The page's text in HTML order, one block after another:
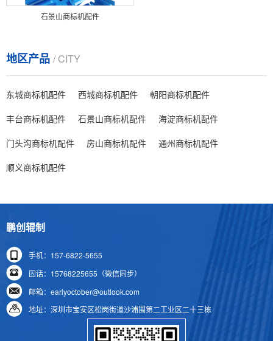
石景山商标机配件
地区产品 / CITY
东城商标机配件 西城商标机配件
朝阳商标机配件
丰台商标机配件
石景山商标机配件
海淀商标机配件
门头沟商标机配件
房山商标机配件
通州商标机配件
顺义商标机配件
鹏创辊制
手机：157-6822-5655
固话：15768225655（微信同步）
邮箱：earlyoctober@outlook.com
地址：深圳市宝安区松岗街道沙浦围第二工业区二十三栋